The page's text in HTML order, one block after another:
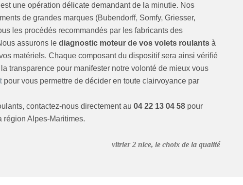
une opération délicate demandant de la minutie. Nos
de grandes marques (Bubendorff, Somfy, Griesser,
les procédés recommandés par les fabricants des
assurons le diagnostic moteur de vos volets roulants à
matériels. Chaque composant du dispositif sera ainsi vérifié
transparence pour manifester notre volonté de mieux vous
pour vous permettre de décider en toute clairvoyance par
contactez-nous directement au 04 22 13 04 58 pour
région Alpes-Maritimes.
vitrier 2 nice, le choix de la qualité